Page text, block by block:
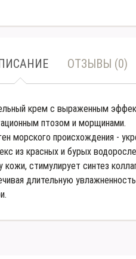
ОТЗЫВЫ (0)
крем с выраженным
птозом и морщинами.
морского происхождения -
из красных и бурых
кожи, стимулирует синтез
длительную